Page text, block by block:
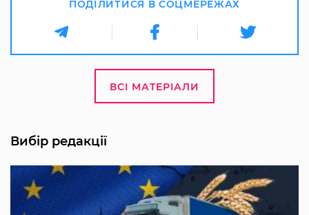
ПОДІЛИТИСЯ В СОЦМЕРЕЖАХ
ВСІ МАТЕРІАЛИ
Вибір редакції